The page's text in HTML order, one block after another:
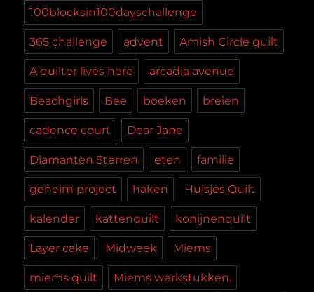
100blocksin100dayschallenge
365 challenge advent Amish Circle quilt
A quilter lives here arcadia avenue
Beachgirls Bee boeken breien
cadence court Dear Jane
Diamanten Sterren eten familie
geheim project haken Huisjes Quilt
kalender kattenquilt konijnenquilt
Layer cake Midweek Miems
miems quilt Miems werkstukken.